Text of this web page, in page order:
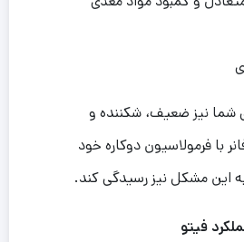
شما نیز ضعیف، شکننده و
با فرمولاسیون دوکاره خود
این مشکل نیز رسیدگی کند.
فیتو